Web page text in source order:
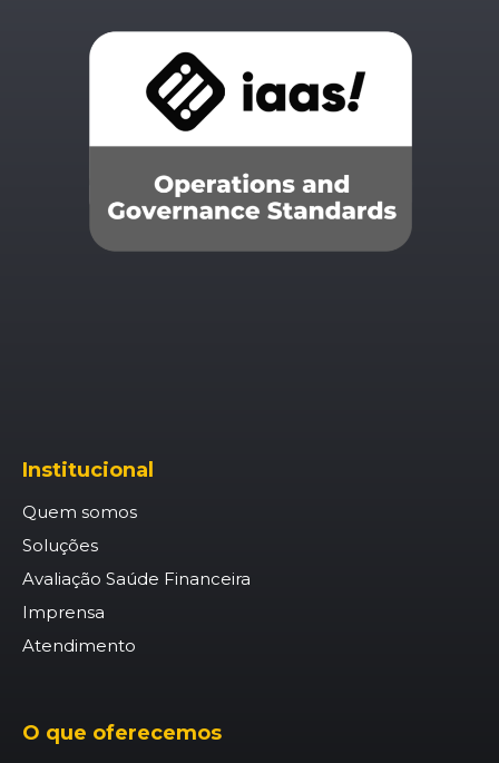
Institucional
Quem somos
Soluções
Avaliação Saúde Financeira
Imprensa
Atendimento
O que oferecemos